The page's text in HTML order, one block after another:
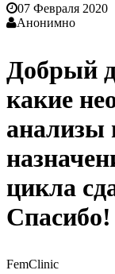
07 Февраля 2020
Анонимно
Добрый
какие
цикла
Спасибо!
FemClinic